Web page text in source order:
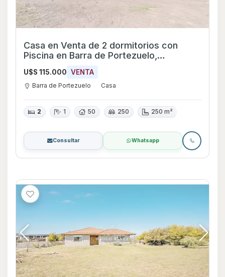
Casa en Venta de 2 dormitorios con
Piscina en Barra de Portezuelo,
Maldonado
U$S 115.000 VENTA
Barra de Portezuelo Casa
2 1 50 250 250 m²
Consultar Whatsapp